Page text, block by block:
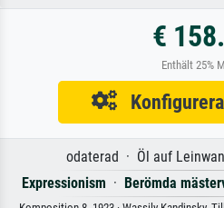
€
Enthält 25%
odaterad · Öl auf
Expressionism · Berömda